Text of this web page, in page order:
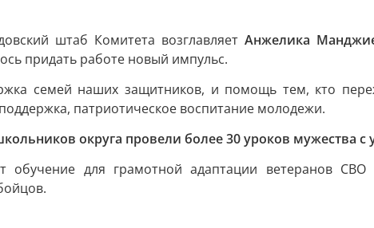
штаб Комитета возглавляетАнжелика
придать работе новый импульс.
семей наших защитников, и помощь тем, кто
патриотическое воспитание молодежи.
округа провели более 30 уроков мужества
обучение для грамотной адаптации ветеранов